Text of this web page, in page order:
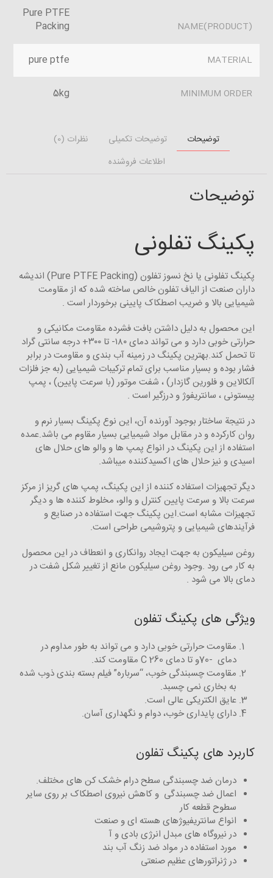
(PRODUCT)NAME
Pure PTFE
Packing
MATERIAL
pure ptfe
MINIMUM ORDER
5kg
توضیحات توضیحات تکمیلی
نظرات (0)
اطلاعات فروشنده
توضیحات
پکینگ تفلونی
پکینگ تفلونی یا نخ نسوز تفلون (Pure PTFE Packing) اندیشه
داران صنعت از الیاف تفلون خالص ساخته شده که از مقاومت
شیمیایی بالا و ضریب اصطکاک پایینی برخوردار است .
این محصول به دلیل داشتن بافت فشرده مقاومت مکانیکی و
حرارتی خوبی دارد و می تواند دمای ۱۸۰- تا ۳۰۰+ درجه سانتی گراد
تا تحمل کند.بهترین پکینگ در زمینه آب بندی و مقاومت در برابر
فشار بوده و بسیار مناسب برای تمام ترکیبات شیمیایی (به جز فلزات
آلکالاین و فلورین گازدار) ، شفت موتور (با سرعت پایین) ، پمپ
پیستونی ، سانتریفوژ و درزگیر است .
در نتیجة ساختار بوجود آورنده آن، این نوع پکینگ بسیار نرم و
روان کارکرده و در مقابل مواد شیمیایی بسیار مقاوم می باشد.عمده
استفاده از این پکینگ در انواع پمپ ها و والو های حلال های
اسیدی و نیز حلال های اکسیدکننده میباشد.
دیگر تجهیزات استفاده کننده از این پکینگ، پمپ های گریز از مرکز
سرعت بالا و سرعت پایین کنترل و والو، مخلوط کننده ها و دیگر
تجهیزات مشابه است.این پکینگ جهت استفاده در صنایع و
فرآیندهای شیمیایی و پتروشیمی طراحی است.
روغن سیلیکون به جهت ایجاد روانکاری و انعطاف در این محصول
به کار می رود .وجود روغن سیلیکون مانع از تغییر شکل شفت در
دمای بالا می شود .
ویژگی های پکینگ تفلون
مقاومت حرارتی خوبی دارد و می تواند به طور مداوم در
دمای -70و تا دمای 260 C مقاومت کند.
مقاومت چسبندگی خوب، “سرباره” فیلم بسته بندی ذوب شده
به بخاری نمی چسبد.
عایق الکتریکی عالی است.
دارای پایداری خوب، دوام و نگهداری آسان.
کاربرد های پکینگ تفلون
درمان ضد چسبندگی سطح درام خشک کن های مختلف.
اعمال ضد چسبندگی و کاهش نیروی اصطکاک بر روی سایر
سطوح قطعه کار
انواع سانتریفیوژهای هسته ای و صنعت
در نیروگاه های مبدل انرژی بادی و آ
مورد استفاده در مواد ضد زنگ آب بند
در ژنراتورهای عظیم صنعتی